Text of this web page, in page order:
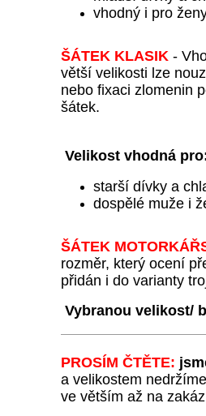
vhodný i pro
ŠÁTEK KLASIK -
větší velikosti lze
nebo fixaci zlomenin
šátek.
Velikost vhodná
starší dívky a
dospělé muže i
ŠÁTEK
rozměr, který ocení
přidán i do varianty
Vybranou velikost/
PROSÍM ČTĚTE:
a velikostem
ve větším až na